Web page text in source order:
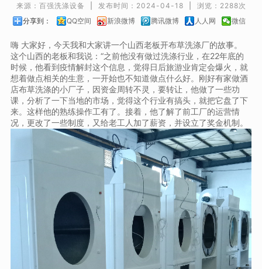
来源：百强洗涤设备 发布时间：2024-04-18
浏览：2288次
分享到：
QQ空间 新浪微博 腾讯微博 人人网 微信
嗨 大家好，今天我和大家讲一个山西老板开布草洗涤厂的故事。
这个山西的老板和我说： “之前他没有做过洗涤行业，在22年底的
时候，他看到疫情解封这个信息，觉得日后旅游业肯定会爆火，就
想着做点相关的生意，一开始也不知道做点什么好。刚好有家做酒
店布草洗涤的小厂子，因资金周转不灵，要转让，他做了一些功
课，分析了一下当地的市场，觉得这个行业有搞头，就把它盘了下
来。这样他的熟练操作工有了。接着，他了解了前工厂的运营情
况，更改了一些制度，又给老工人加了薪资，并设立了奖金机制。